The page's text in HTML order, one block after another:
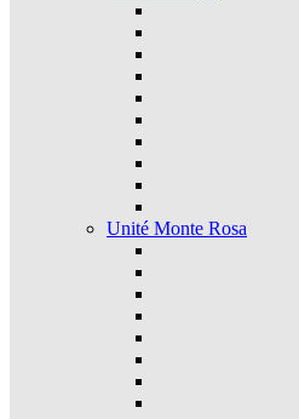
Unité Monte Rosa